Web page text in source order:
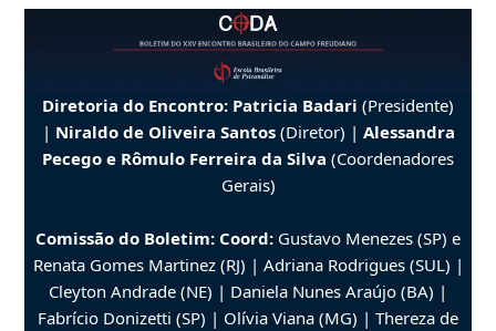
Diretoria do Encontro: Patricia Badari (Presidente)
| Niraldo de Oliveira Santos(Diretor) | Alessandra
Pecego e Rômulo Ferreira da Silva (Coordenadores
Gerais)
Comissão do Boletim: Coord: Gustavo Menezes (SP) e
Renata Gomes Martinez (RJ) | Adriana Rodrigues (SUL) |
Cleyton Andrade (NE) | Daniela Nunes Araújo (BA) |
Fabrício Donizetti (SP) | Olívia Viana (MG) | Thereza de